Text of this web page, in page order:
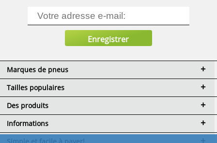
Marques de pneus
Tailles populaires
Des produits
Informations